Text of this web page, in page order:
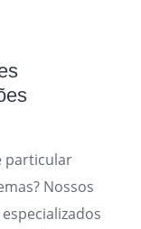
particular
Nossos